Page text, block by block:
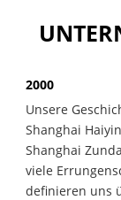
2000
Unsere
Shanghai
Shanghai
viele
definieren uns